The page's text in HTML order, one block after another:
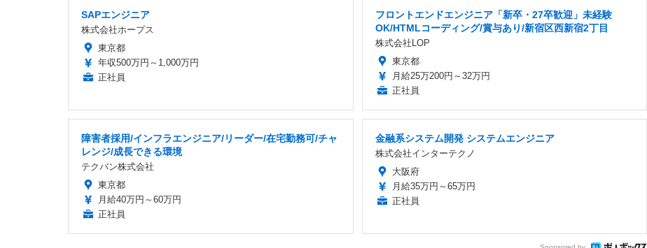
SAPエンジニア
株式会社ホープス
東京都
年収500万円～1,000万円
正社員
フロントエンドエンジニア「新卒・27卒歓迎」未経験
OK/HTMLコーディング/賞与あり/新宿区西新宿2丁目
株式会社LOP
東京都
月給25万200円～32万円
正社員
障害者採用/インフラエンジニア/リーダー/在宅勤務可/チャ
レンジ/成長できる環境
テクバン株式会社
東京都
月給40万円～60万円
正社員
金融系システム開発 システムエンジニア
株式会社インターテクノ
大阪府
月給35万円～65万円
正社員